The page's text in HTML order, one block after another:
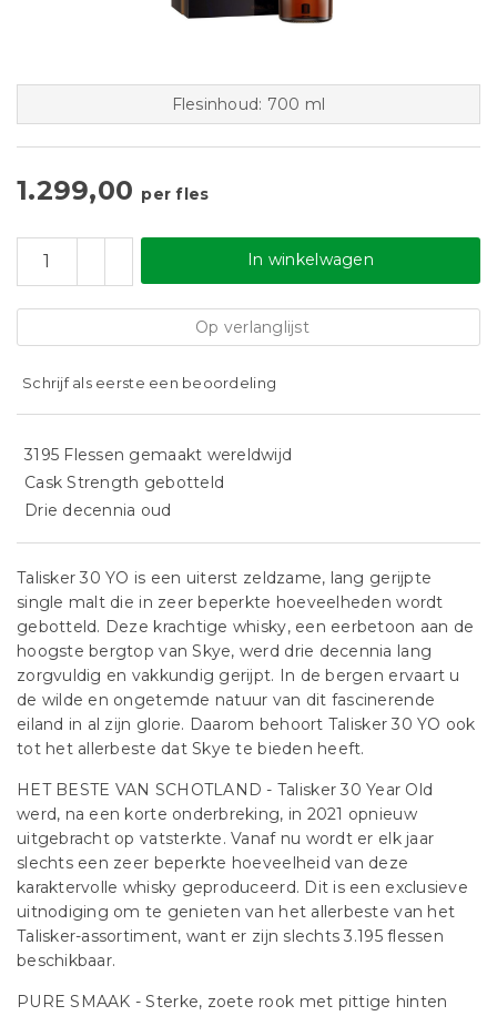
Flesinhoud: 700 ml
1.299,00 per fles
In winkelwagen
Op verlanglijst
Schrijf als eerste een beoordeling
3195 Flessen gemaakt wereldwijd
Cask Strength gebotteld
Drie decennia oud
Talisker 30 YO is een uiterst zeldzame, lang gerijpte
single malt die in zeer beperkte hoeveelheden wordt
gebotteld. Deze krachtige whisky, een eerbetoon aan de
hoogste bergtop van Skye, werd drie decennia lang
zorgvuldig en vakkundig gerijpt. In de bergen ervaart u
de wilde en ongetemde natuur van dit fascinerende
eiland in al zijn glorie. Daarom behoort Talisker 30 YO ook
tot het allerbeste dat Skye te bieden heeft.
HET BESTE VAN SCHOTLAND - Talisker 30 Year Old
werd, na een korte onderbreking, in 2021 opnieuw
uitgebracht op vatsterkte. Vanaf nu wordt er elk jaar
slechts een zeer beperkte hoeveelheid van deze
karaktervolle whisky geproduceerd. Dit is een exclusieve
uitnodiging om te genieten van het allerbeste van het
Talisker-assortiment, want er zijn slechts 3.195 flessen
beschikbaar.
PURE SMAAK - Sterke, zoete rook met pittige hinten